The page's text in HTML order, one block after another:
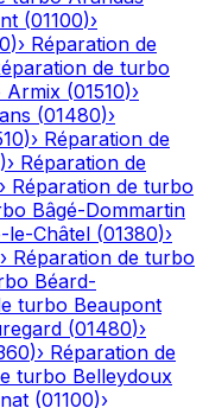
(01100)›
)› Réparation de
de turbo
Armix (01510)›
(01480)›
)› Réparation de
)› Réparation de
› Réparation de turbo
Bâgé-Dommartin
le-Châtel (01380)›
› Réparation de turbo
Béard-
turbo Beaupont
(01480)›
)› Réparation de
turbo Belleydoux
(01100)›